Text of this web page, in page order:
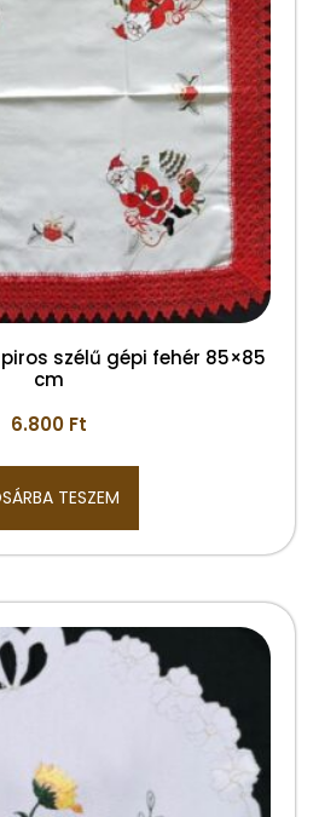
szélű gépi fehér 85×85
cm
6.800 Ft
TESZEM